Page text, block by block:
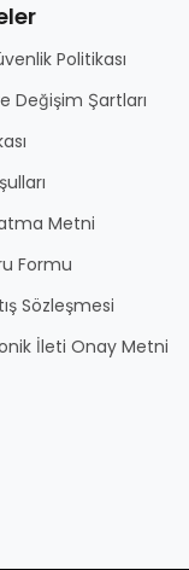
Politikası
Değişim Şartları
Metni
Formu
Sözleşmesi
İleti Onay Metni